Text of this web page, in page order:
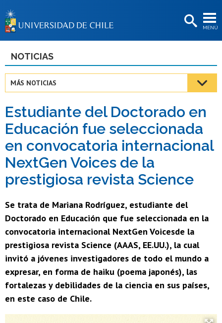
MENÚ
BIBLIOTECAS
Estudiantes
Académicas/os
Funcionarias/os
Egresadas/os
NOTICIAS
MÁS NOTICIAS
Estudiante del Doctorado en
Educación fue seleccionada
en convocatoria internacional
NextGen Voices de la
prestigiosa revista Science
Se trata de Mariana Rodríguez, estudiante del
Doctorado en Educación que fue seleccionada en la
convocatoria internacional NextGen Voicesde la
prestigiosa revista Science (AAAS, EE.UU.), la cual
invitó a jóvenes investigadores de todo el mundo a
expresar, en forma de haiku (poema japonés), las
fortalezas y debilidades de la ciencia en sus países,
en este caso de Chile.